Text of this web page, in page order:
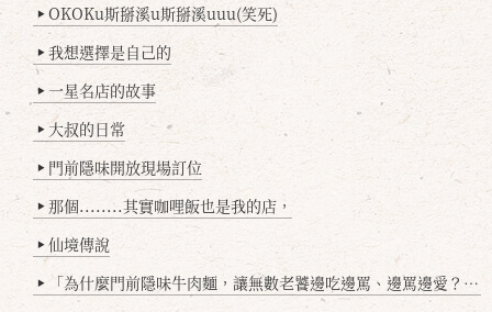
▶ OKOKu斯掰溪u斯掰溪uuu(笑死)
▶ 我想選擇是自己的
▶ 一星名店的故事
▶ 大叔的日常
▶ 門前隱味開放現場訂位
▶ 那個........其實咖哩飯也是我的店，
▶ 仙境傳說
▶ 「為什麼門前隱味牛肉麵，讓無數老饕邊吃邊罵、邊罵邊愛？小辣雞揭密！」